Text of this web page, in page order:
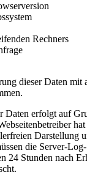
Rechners
dieser Daten mit
Daten erfolgt auf
hat
Darstellung
die Server-
24 Stunden nach